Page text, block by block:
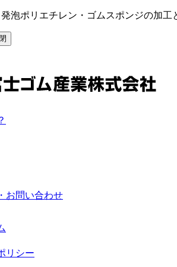
泡ポリエチレン・ゴムスポンジの加工
お問い合わせ
リシー